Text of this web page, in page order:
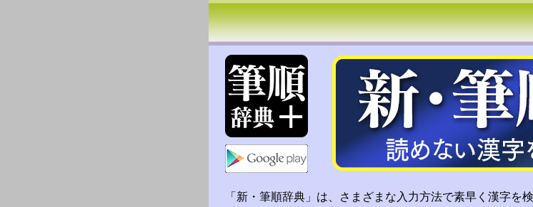
「新・筆順辞典」は、さまざまな入力方法で素早く漢字を